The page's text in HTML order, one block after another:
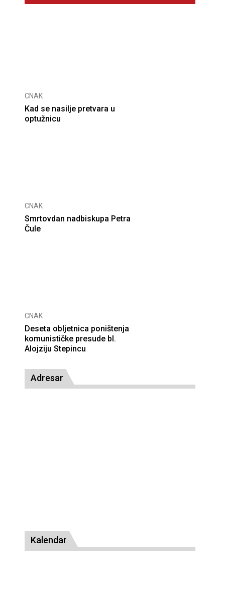
CNAK
Kad se nasilje pretvara u
optužnicu
CNAK
Smrtovdan nadbiskupa Petra
Čule
CNAK
Deseta obljetnica poništenja
komunističke presude bl.
Alojziju Stepincu
Adresar
Kalendar